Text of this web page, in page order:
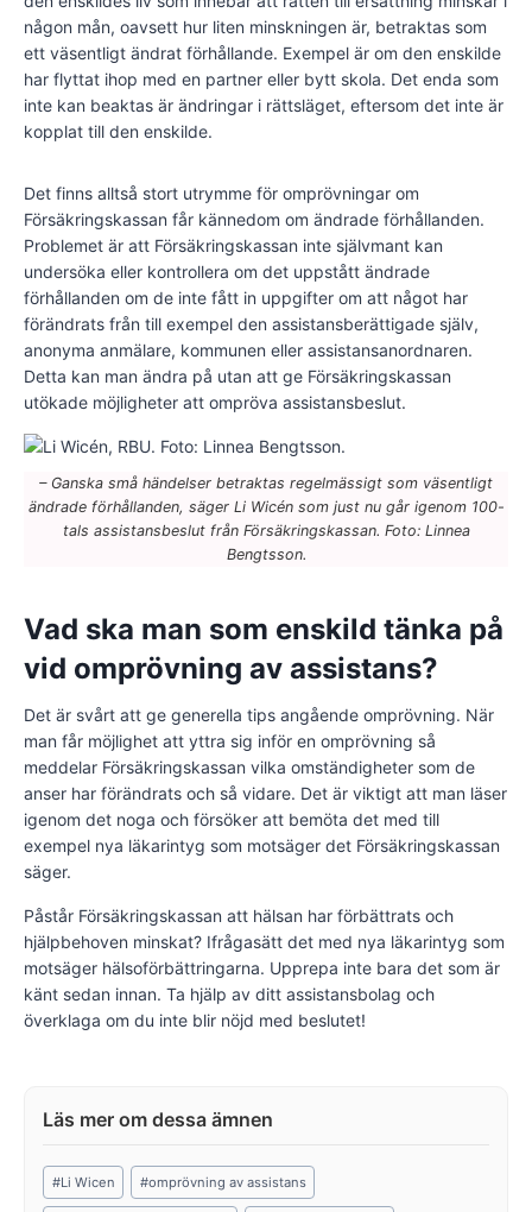
någon mån, oavsett hur liten minskningen är, betraktas som
ett väsentligt ändrat förhållande. Exempel är om den enskilde
har flyttat ihop med en partner eller bytt skola. Det enda som
inte kan beaktas är ändringar i rättsläget, eftersom det inte är
kopplat till den enskilde.
Det finns alltså stort utrymme för omprövningar om
Försäkringskassan får kännedom om ändrade förhållanden.
Problemet är att Försäkringskassan inte självmant kan
undersöka eller kontrollera om det uppstått ändrade
förhållanden om de inte fått in uppgifter om att något har
förändrats från till exempel den assistansberättigade själv,
anonyma anmälare, kommunen eller assistansanordnaren.
Detta kan man ändra på utan att ge Försäkringskassan
utökade möjligheter att ompröva assistansbeslut.
– Ganska små händelser betraktas regelmässigt som väsentligt
ändrade förhållanden, säger Li Wicén som just nu går igenom 100-
tals assistansbeslut från Försäkringskassan. Foto: Linnea
Bengtsson.
Vad ska man som enskild tänka på
vid omprövning av assistans?
Det är svårt att ge generella tips angående omprövning. När
man får möjlighet att yttra sig inför en omprövning så
meddelar Försäkringskassan vilka omständigheter som de
anser har förändrats och så vidare. Det är viktigt att man läser
igenom det noga och försöker att bemöta det med till
exempel nya läkarintyg som motsäger det Försäkringskassan
säger.
Påstår Försäkringskassan att hälsan har förbättrats och
hjälpbehoven minskat? Ifrågasätt det med nya läkarintyg som
motsäger hälsoförbättringarna. Upprepa inte bara det som är
känt sedan innan. Ta hjälp av ditt assistansbolag och
överklaga om du inte blir nöjd med beslutet!
Post
Tags:
#Li Wicen #omprövning av assistans